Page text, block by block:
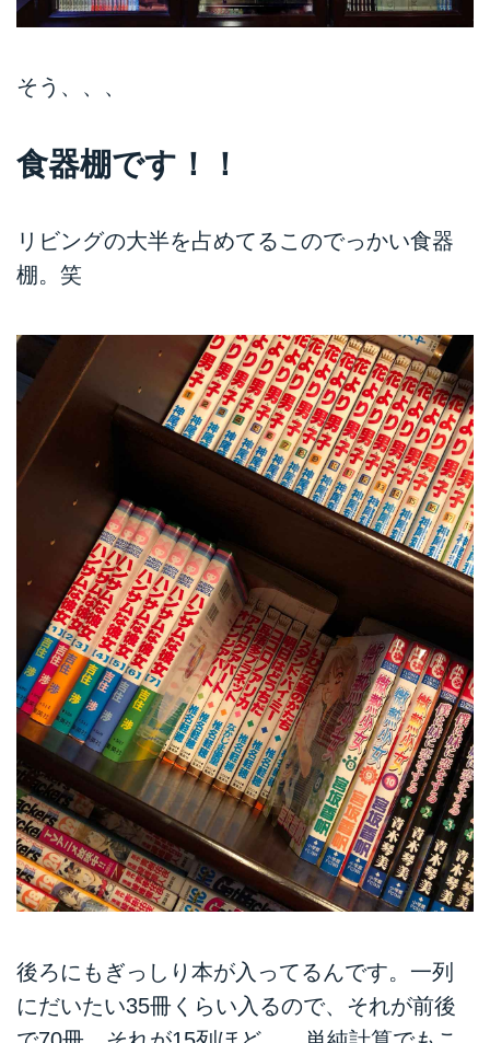
そう、、、
食器棚です！！
リビングの大半を占めてるこのでっかい食器
棚。笑
後ろにもぎっしり本が入ってるんです。一列
にだいたい35冊くらい入るので、それが前後